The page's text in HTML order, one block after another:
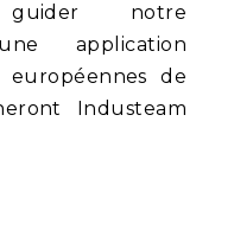
notre
application
européennes de
Industeam